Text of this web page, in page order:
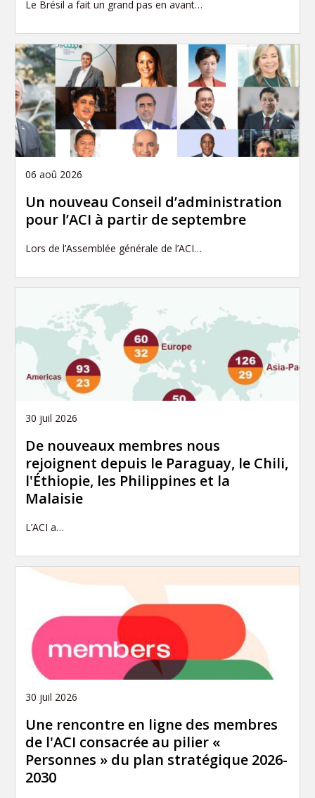
Le Brésil a fait un grand pas en avant…
06 aoû 2026
Un nouveau Conseil d’administration
pour l’ACI à partir de septembre
Lors de l’Assemblée générale de l’ACI…
30 juil 2026
De nouveaux membres nous
rejoignent depuis le Paraguay, le Chili,
l'Éthiopie, les Philippines et la
Malaisie
L’ACI a…
30 juil 2026
Une rencontre en ligne des membres
de l'ACI consacrée au pilier «
Personnes » du plan stratégique 2026-
2030